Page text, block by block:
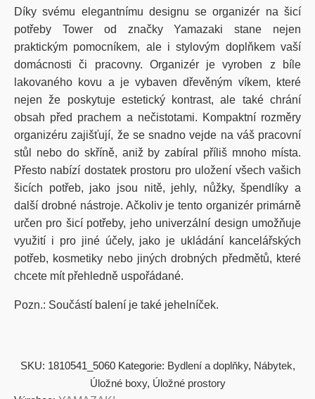
Díky svému elegantnímu designu se organizér na šicí
potřeby Tower od značky Yamazaki stane nejen
praktickým pomocníkem, ale i stylovým doplňkem vaší
domácnosti či pracovny. Organizér je vyroben z bíle
lakovaného kovu a je vybaven dřevěným víkem, které
nejen že poskytuje estetický kontrast, ale také chrání
obsah před prachem a nečistotami. Kompaktní rozměry
organizéru zajišťují, že se snadno vejde na váš pracovní
stůl nebo do skříně, aniž by zabíral příliš mnoho místa.
Přesto nabízí dostatek prostoru pro uložení všech vašich
šicích potřeb, jako jsou nitě, jehly, nůžky, špendlíky a
další drobné nástroje. Ačkoliv je tento organizér primárně
určen pro šicí potřeby, jeho univerzální design umožňuje
využití i pro jiné účely, jako je ukládání kancelářských
potřeb, kosmetiky nebo jiných drobných předmětů, které
chcete mít přehledně uspořádané.
Pozn.: Součástí balení je také jehelníček.
SKU: 1810541_5060 Kategorie: Bydlení a doplňky, Nábytek,
Úložné boxy, Úložné prostory